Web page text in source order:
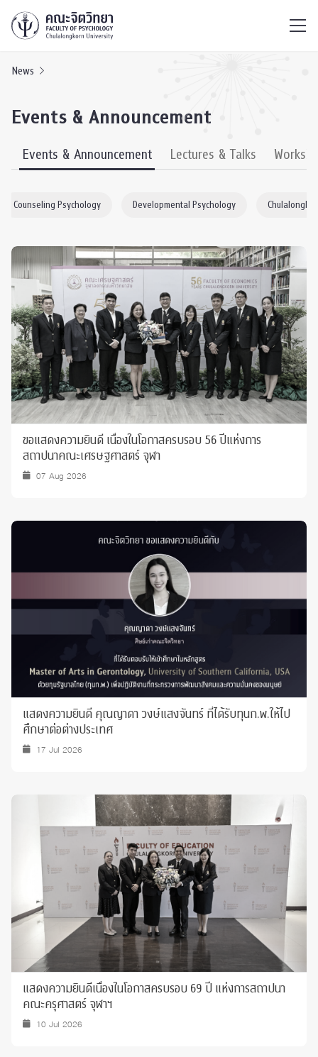
News
Events & Announcement
Events & Announcement Lectures & Talks
Counseling Psychology Developmental Psychology
ขอแสดงความยินดี เนื่องในโอกาสครบรอบ 56 ปีแห่งการ
สถาปนาคณะเศรษฐศาสตร์ จุฬา
07 Aug 2026
แสดงความยินดี คุณญาดา วงษ์แสงจันทร์ ที่ได้รับทุนก.พ.ให้ไป
ศึกษาต่อต่างประเทศ
17 Jul 2026
แสดงความยินดีเนื่องในโอกาสครบรอบ 69 ปี แห่งการสถาปนา
คณะครุศาสตร์ จุฬาฯ
10 Jul 2026